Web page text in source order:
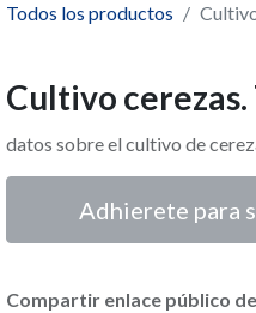
Todos los productos
Cultivo cerezas.
datos sobre el cultivo de
Adhierete para
Compartir enlace público